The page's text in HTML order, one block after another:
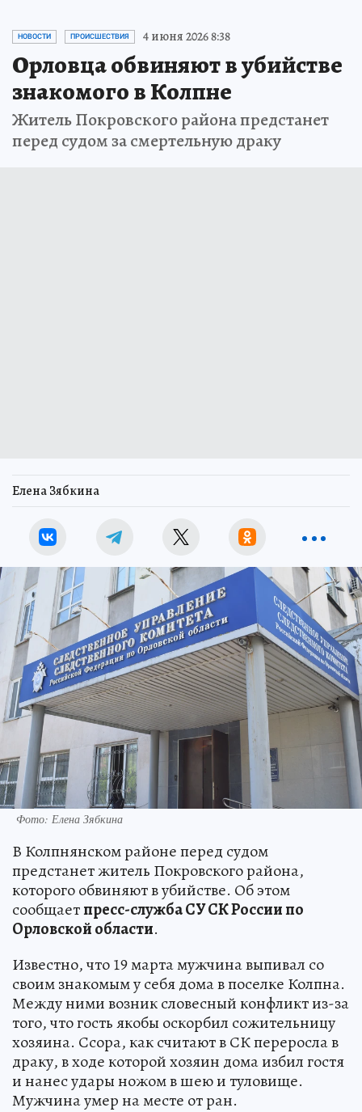
НОВОСТИ ПРОИСШЕСТВИЯ 4 июня 2026 8:38
Орловца обвиняют в убийстве
знакомого в Колпне
Житель Покровского района предстанет
перед судом за смертельную драку
Елена Зябкина
Фото: Елена Зябкина
В Колпнянском районе перед судом
предстанет житель Покровского района,
которого обвиняют в убийстве. Об этом
сообщаетпресс-служба СУ СК России по
Орловской области.
Известно, что 19 марта мужчина выпивал со
своим знакомым у себя дома в поселке Колпна.
Между ними возник словесный конфликт из-за
того, что гость якобы оскорбил сожительницу
хозяина. Ссора, как считают в СК переросла в
драку, в ходе которой хозяин дома избил гостя
и нанес удары ножом в шею и туловище.
Мужчина умер на месте от ран.